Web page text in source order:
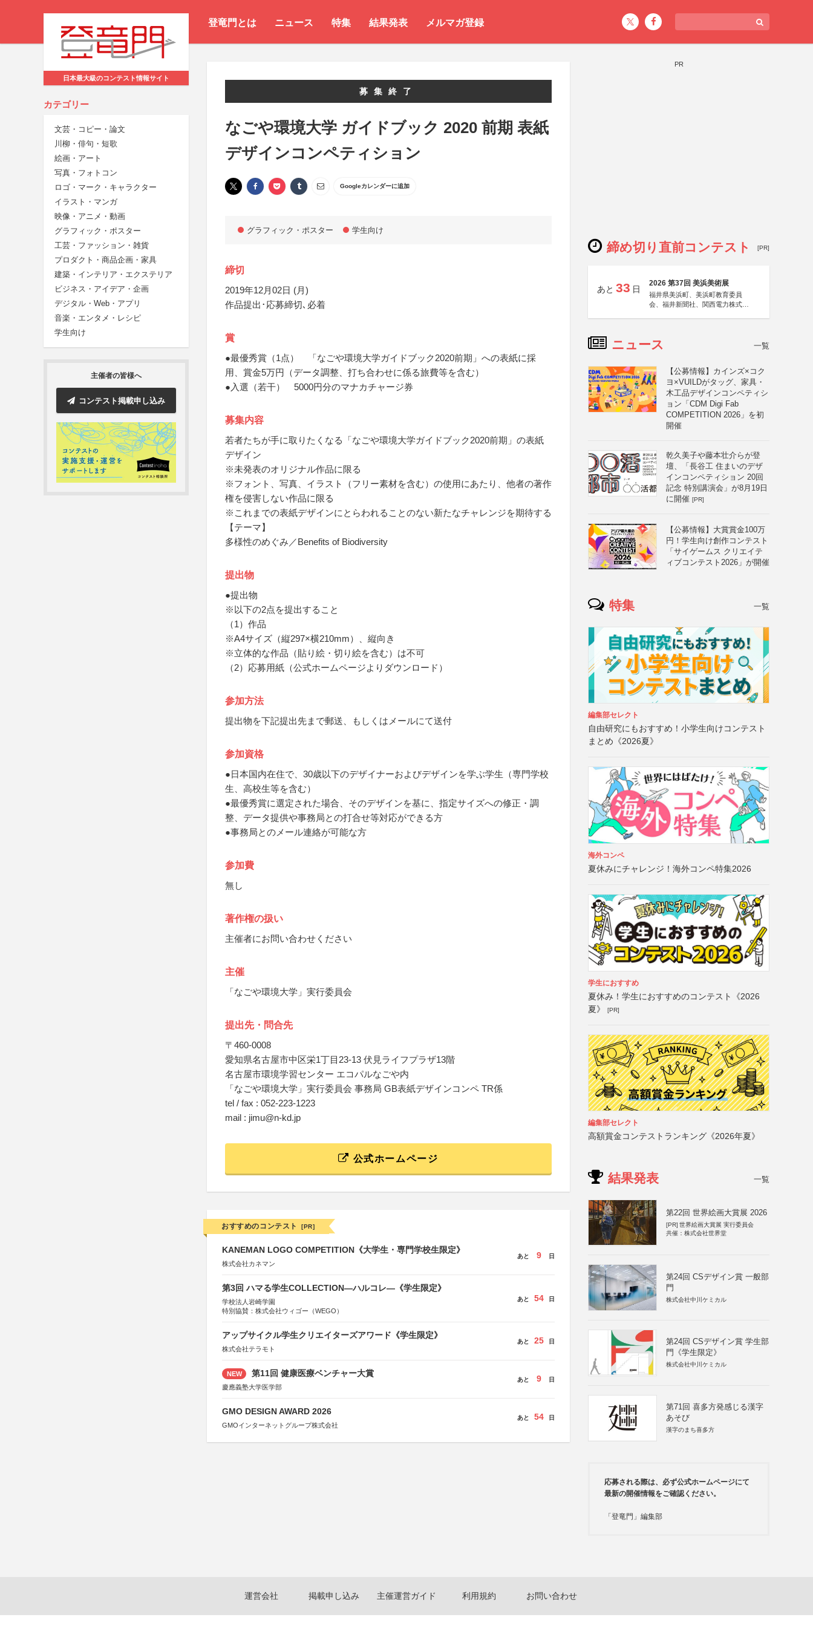
登竜門とは ニュース 特集 結果発表 メルマガ登録
日本最大級のコンテスト情報サイト
カテゴリー
文芸・コピー・論文
川柳・俳句・短歌
絵画・アート
写真・フォトコン
ロゴ・マーク・キャラクター
イラスト・マンガ
映像・アニメ・動画
グラフィック・ポスター
工芸・ファッション・雑貨
プロダクト・商品企画・家具
建築・インテリア・エクステリア
ビジネス・アイデア・企画
デジタル・Web・アプリ
音楽・エンタメ・レシピ
学生向け
主催者の皆様へ
コンテスト掲載申し込み
募集終了
なごや環境大学 ガイドブック 2020 前期 表紙
デザインコンペティション
Googleカレンダーに追加
グラフィック・ポスター 学生向け
締切
2019年12月02日 (月)
作品提出･応募締切､必着
賞
●最優秀賞（1点） 「なごや環境大学ガイドブック2020前期」への表紙に採
用、賞金5万円（データ調整、打ち合わせに係る旅費等を含む）
●入選（若干） 5000円分のマナカチャージ券
募集内容
若者たちが手に取りたくなる「なごや環境大学ガイドブック2020前期」の表紙
デザイン
※未発表のオリジナル作品に限る
※フォント、写真、イラスト（フリー素材を含む）の使用にあたり、他者の著作
権を侵害しない作品に限る
※これまでの表紙デザインにとらわれることのない新たなチャレンジを期待する
【テーマ】
多様性のめぐみ／Benefits of Biodiversity
提出物
●提出物
※以下の2点を提出すること
（1）作品
※A4サイズ（縦297×横210mm）、縦向き
※立体的な作品（貼り絵・切り絵を含む）は不可
（2）応募用紙（公式ホームページよりダウンロード）
参加方法
提出物を下記提出先まで郵送、もしくはメールにて送付
参加資格
●日本国内在住で、30歳以下のデザイナーおよびデザインを学ぶ学生（専門学校
生、高校生等を含む）
●最優秀賞に選定された場合、そのデザインを基に、指定サイズへの修正・調
整、データ提供や事務局との打合せ等対応ができる方
●事務局とのメール連絡が可能な方
参加費
無し
著作権の扱い
主催者にお問い合わせください
主催
「なごや環境大学」実行委員会
提出先・問合先
〒460-0008
愛知県名古屋市中区栄1丁目23-13 伏見ライフプラザ13階
名古屋市環境学習センター エコパルなごや内
「なごや環境大学」実行委員会 事務局 GB表紙デザインコンペ TR係
tel / fax : 052-223-1223
mail : jimu@n-kd.jp
公式ホームページ
おすすめのコンテスト [PR]
KANEMAN LOGO COMPETITION《大学生・専門学校生限定》
株式会社カネマン
あと 9 日
第3回 ハマる学生COLLECTION―ハルコレ―《学生限定》
学校法人岩崎学園
特別協賛：株式会社ウィゴー（WEGO）
あと 54 日
アップサイクル学生クリエイターズアワード《学生限定》
株式会社テラモト
あと 25 日
NEW 第11回 健康医療ベンチャー大賞
慶應義塾大学医学部
あと 9 日
GMO DESIGN AWARD 2026
GMOインターネットグループ株式会社
あと 54 日
PR
締め切り直前コンテスト [PR]
あと 33 日
2026 第37回 美浜美術展
福井県美浜町、美浜町教育委員
会、福井新聞社、関西電力株式会
ニュース 一覧
【公募情報】カインズ×コク
ヨ×VUILDがタッグ、家具・
木工品デザインコンペティシ
ョン「CDM Digi Fab
COMPETITION 2026」を初
開催
乾久美子や藤本壮介らが登
壇、「長谷工 住まいのデザ
インコンペティション 20回
記念 特別講演会」が8月19日
に開催 [PR]
【公募情報】大賞賞金100万
円！学生向け創作コンテスト
「サイゲームス クリエイテ
ィブコンテスト2026」が開催
特集 一覧
編集部セレクト
自由研究にもおすすめ！小学生向けコンテスト
まとめ《2026夏》
海外コンペ
夏休みにチャレンジ！海外コンペ特集2026
学生におすすめ
夏休み！学生におすすめのコンテスト《2026
夏》
[PR]
編集部セレクト
高額賞金コンテストランキング《2026年夏》
結果発表 一覧
第22回 世界絵画大賞展 2026
[PR] 世界絵画大賞展 実行委員会
共催：株式会社世界堂
第24回 CSデザイン賞 一般部
門
株式会社中川ケミカル
第24回 CSデザイン賞 学生部
門《学生限定》
株式会社中川ケミカル
第71回 喜多方発感じる漢字
あそび
漢字のまち喜多方
応募される際は、必ず公式ホームページにて
最新の開催情報をご確認ください。
「登竜門」編集部
運営会社 掲載申し込み 主催運営ガイド 利用規約 お問い合わせ